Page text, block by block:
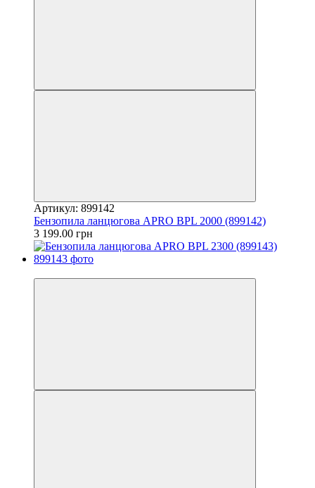
Артикул: 899142
Бензопила ланцюгова APRO BPL 2000 (899142)
3 199.00 грн